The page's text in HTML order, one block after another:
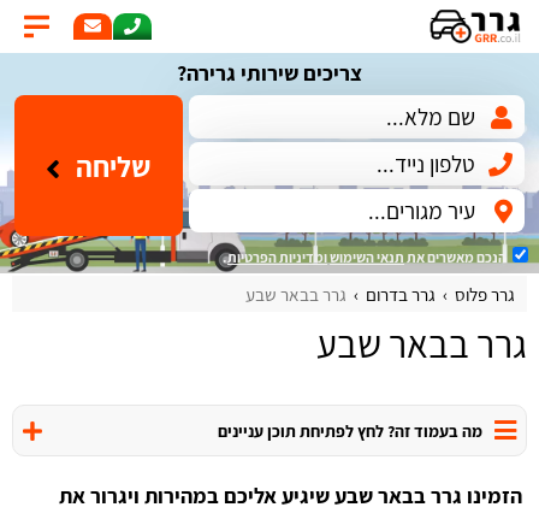
צריכים שירותי גרירה?
שליחה
הנכם מאשרים את תנאי השימושומדיניות הפרטיות.
גרר פלוס גרר בדרום גרר בבאר שבע
גרר בבאר שבע
מה בעמוד זה? לחץ לפתיחת תוכן עניינים
הזמינו גרר בבאר שבע שיגיע אליכם במהירות ויגרור את